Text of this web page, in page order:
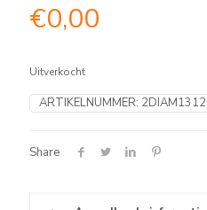
€0,00
Uitverkocht
ARTIKELNUMMER: 2DIAM1312
Share